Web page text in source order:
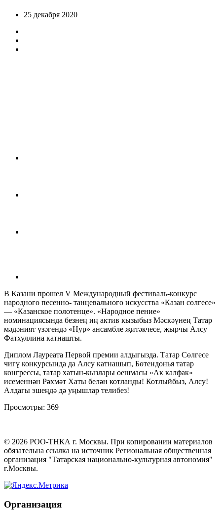
25 декабря 2020
В Казани прошел V Международный фестиваль-конкурс
народного песенно- танцевального искусства «Казан сөлгесе»
— «Казанское полотенце». «Народное пение»
номинациясында безнең иң актив кызыбыз Мәскәүнең Татар
мәдәният үзәгендә «Нур» ансамбле җитәкчесе, җырчы Алсу
Фатхуллина катнашты.
Диплом Лауреата Первой премии алдыгызда. Татар Сөлгесе
чигү конкурсында да Алсу катнашып, Бөтендонья татар
конгрессы, татар хатын-кызлары оешмасы «Ак калфак»
исеменнән Рәхмәт Хаты белән котланды! Котлыйбыз, Алсу!
Алдагы эшеңдә дә уңышлар телибез!
Просмотры: 369
© 2026 РОО-ТНКА г. Москвы. При копировании материалов
обязательна ссылка на источник Региональная общественная
организация "Татарская национально-культурная автономия"
г.Москвы.
Организация